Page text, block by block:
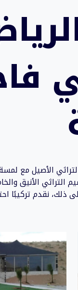
الأصيل مع
الأنيق
نقدم تركيبًا